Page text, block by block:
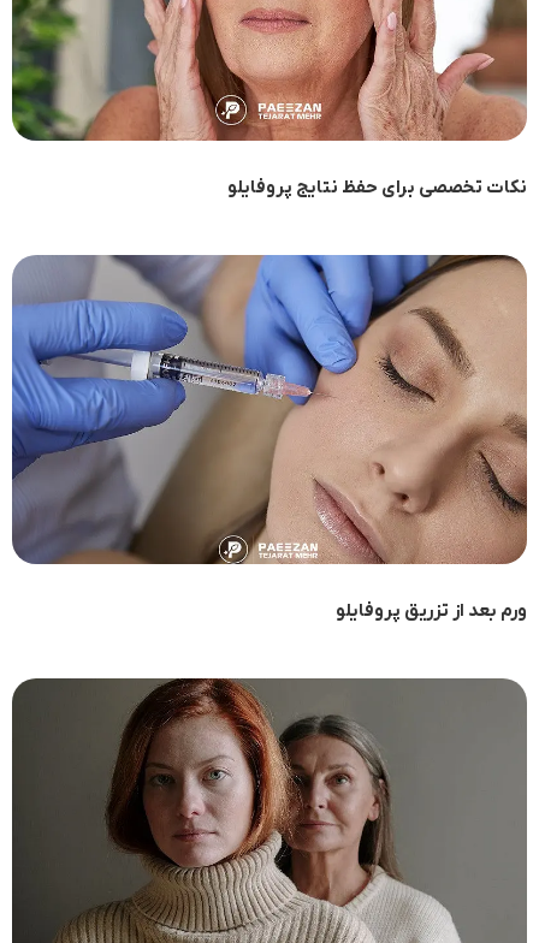
نکات تخصصی برای حفظ نتایج پروفایلو
ورم بعد از تزریق پروفایلو